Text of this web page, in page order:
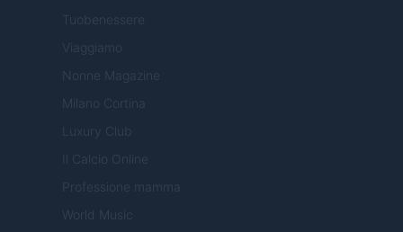
Tuobenessere
Viaggiamo
Nonne Magazine
Milano Cortina
Luxury Club
Il Calcio Online
Professione mamma
World Music